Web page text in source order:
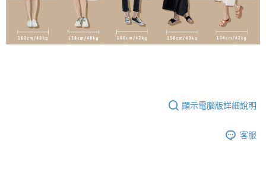
顯示電腦版詳細說明
客服